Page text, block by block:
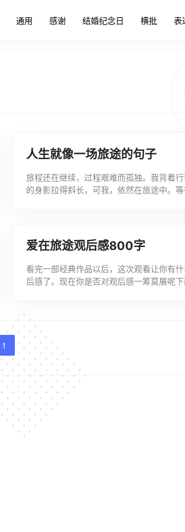
通用 感谢 结婚纪念日 横批 表
人生就像一场旅途的句子
旅程还在继续，过程艰难而孤独。我背着
的身影拉得斜长，可我，依然在旅途中。
爱在旅途观后感800字
看完一部经典作品以后，这次观看让你有
后感了。现在你是否对观后感一筹莫展呢
1